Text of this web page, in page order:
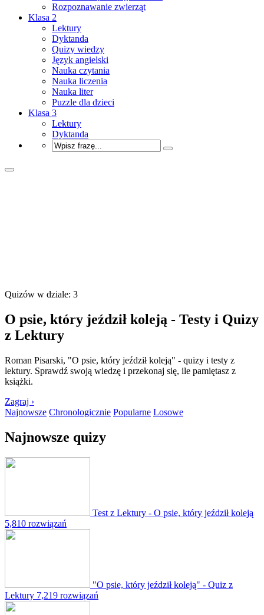
Rozpoznawanie zwierząt
Klasa 2
Lektury
Dyktanda
Quizy wiedzy
Język angielski
Nauka czytania
Nauka liczenia
Nauka liter
Puzzle dla dzieci
Klasa 3
Lektury
Dyktanda
Quizów w dziale: 3
O psie, który jeździł koleją - Testy i Quizy
z Lektury
Roman Pisarski, "O psie, który jeździł koleją" - quizy i testy z
lektury. Sprawdź swoją wiedzę i przekonaj się, ile pamiętasz z
książki.
Zagraj ›
Najnowsze Chronologicznie Popularne Losowe
Najnowsze quizy
Test z Lektury - O psie, który jeździł koleją
5,810 rozwiązań
"O psie, który jeździł koleją" - Quiz z
Lektury 7,219 rozwiązań